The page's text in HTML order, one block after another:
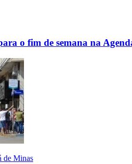
o fim de semana na
de Minas